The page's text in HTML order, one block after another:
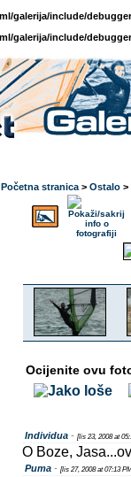
galerija/include/
galerija/include/
Početna stranica > Ostalo >
Ocijenite ovu
Individua - [lis 23, 2008 at
O Boze,
Puma - [lis 27, 2008 at 07:13